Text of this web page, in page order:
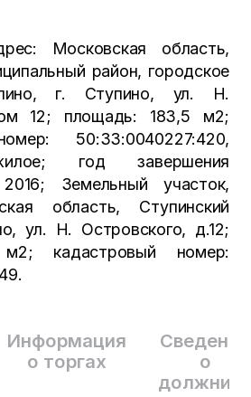
Информация
о торгах
Сведения
о
Московская область,
район, городское
г. Ступино, ул. Н.
12; площадь: 183,5 м2;
50:33:0040227:420,
год завершения
2016; Земельный участок,
область, Ступинский
ул. Н. Островского, д.12;
кадастровый номер: